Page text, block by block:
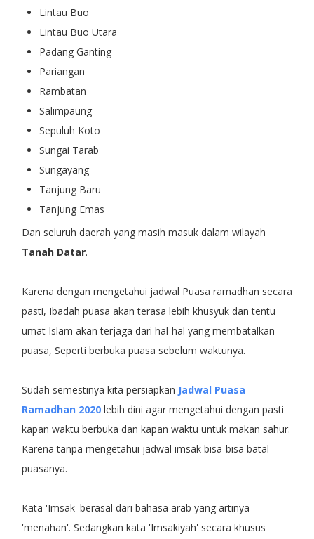
Lintau Buo
Lintau Buo Utara
Padang Ganting
Pariangan
Rambatan
Salimpaung
Sepuluh Koto
Sungai Tarab
Sungayang
Tanjung Baru
Tanjung Emas
Dan seluruh daerah yang masih masuk dalam wilayah
Tanah Datar.
Karena dengan mengetahui jadwal Puasa ramadhan secara
pasti, Ibadah puasa akan terasa lebih khusyuk dan tentu
umat Islam akan terjaga dari hal-hal yang membatalkan
puasa, Seperti berbuka puasa sebelum waktunya.
Sudah semestinya kita persiapkan Jadwal Puasa
Ramadhan 2020lebih dini agar mengetahui dengan pasti
kapan waktu berbuka dan kapan waktu untuk makan sahur.
Karena tanpa mengetahui jadwal imsak bisa-bisa batal
puasanya.
Kata 'Imsak' berasal dari bahasa arab yang artinya
'menahan'. Sedangkan kata 'Imsakiyah' secara khusus